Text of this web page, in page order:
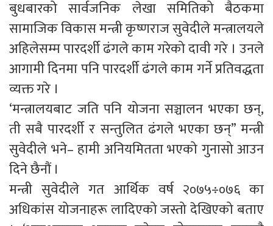
बुधबारको सार्वजनिक लेखा समितिको बैठकमा
सामाजिक विकास मन्त्री कृष्णराज सुवेदीले मन्त्रालयले
अहिलेसम्म पारदर्शी ढंगले काम गरेको दावी गरे । उनले
आगामी दिनमा पनि पारदर्शी ढंगले काम गर्ने प्रतिवद्धता
व्यक्त गरे ।
‘मन्त्रालयबाट जति पनि योजना सञ्चालन भएका छन्,
ती सबै पारदर्शी र सन्तुलित ढंगले भएका छन्” मन्त्री
सुवेदीले भने– हामी अनियमितता भएको गुनासो आउन
दिने छैनौं ।
मन्त्री सुवेदीले गत आर्थिक वर्ष २०७५÷०७६ का
अधिकांस योजनाहरू लादिएको जस्तो देखिएको बताए